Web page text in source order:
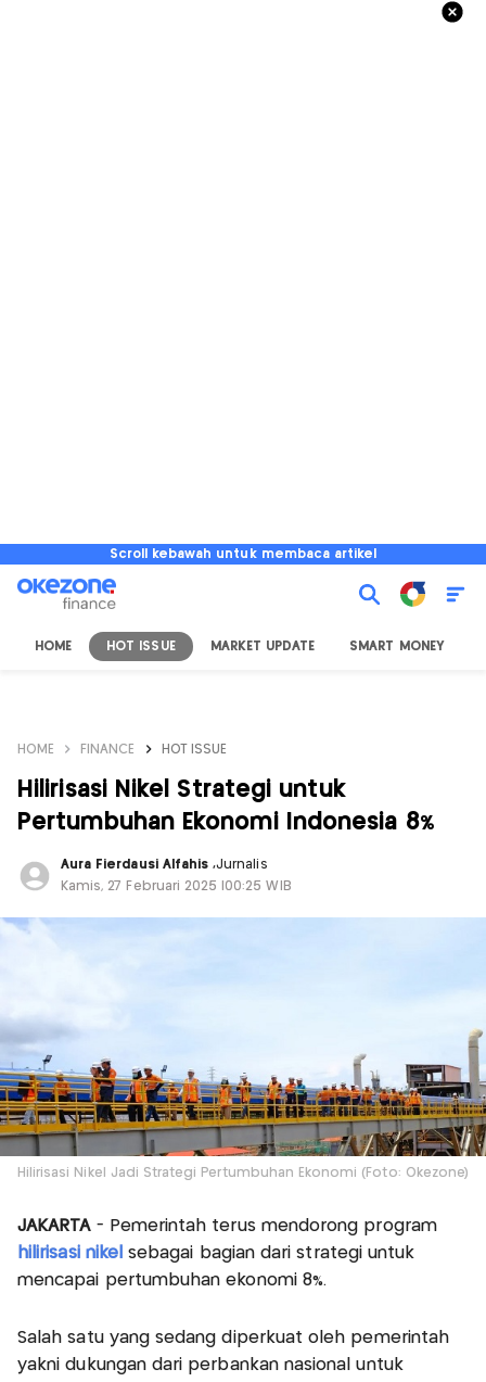
Scroll kebawah untuk membaca artikel
HOME HOT ISSUE MARKET UPDATE SMART MONEY
HOME FINANCE HOT ISSUE
Hilirisasi Nikel Strategi untuk
Pertumbuhan Ekonomi Indonesia 8%
Aura Fierdausi Alfahis,Jurnalis
Kamis, 27 Februari 2025 |00:25 WIB
Hilirisasi Nikel Jadi Strategi Pertumbuhan Ekonomi (Foto: Okezone)
JAKARTA- Pemerintah terus mendorong program
hilirisasi nikel sebagai bagian dari strategi untuk
mencapai pertumbuhan ekonomi 8%.
Salah satu yang sedang diperkuat oleh pemerintah
yakni dukungan dari perbankan nasional untuk